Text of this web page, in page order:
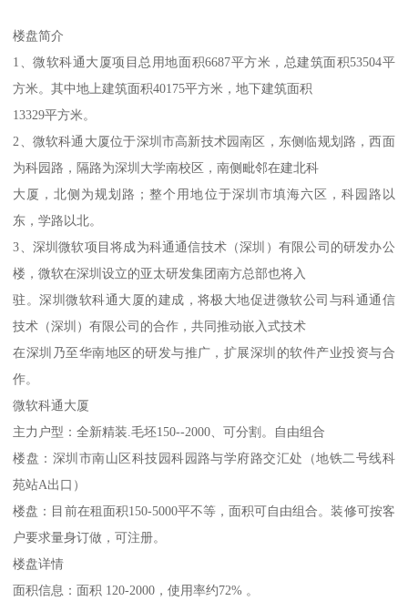
楼盘简介
1、微软科通大厦项目总用地面积6687平方米，总建筑面积53504平
方米。其中地上建筑面积40175平方米，地下建筑面积
13329平方米。
2、微软科通大厦位于深圳市高新技术园南区，东侧临规划路，西面
为科园路，隔路为深圳大学南校区，南侧毗邻在建北科
大厦，北侧为规划路；整个用地位于深圳市填海六区，科园路以
东，学路以北。
3、深圳微软项目将成为科通通信技术（深圳）有限公司的研发办公
楼，微软在深圳设立的亚太研发集团南方总部也将入
驻。深圳微软科通大厦的建成，将极大地促进微软公司与科通通信
技术（深圳）有限公司的合作，共同推动嵌入式技术
在深圳乃至华南地区的研发与推广，扩展深圳的软件产业投资与合
作。
微软科通大厦
主力户型：全新精装.毛坯150--2000、可分割。自由组合
楼盘：深圳市南山区科技园科园路与学府路交汇处（地铁二号线科
苑站A出口）
楼盘：目前在租面积150-5000平不等，面积可自由组合。装修可按客
户要求量身订做，可注册。
楼盘详情
面积信息：面积 120-2000，使用率约72% 。